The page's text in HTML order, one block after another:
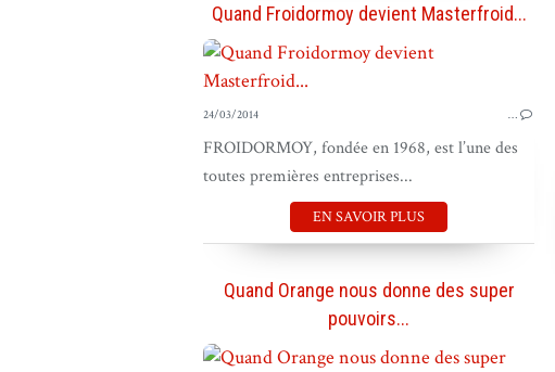
Quand Froidormoy devient Masterfroid...
24/03/2014 …
FROIDORMOY, fondée en 1968, est l’une des
toutes premières entreprises...
EN SAVOIR PLUS
Quand Orange nous donne des super
pouvoirs...